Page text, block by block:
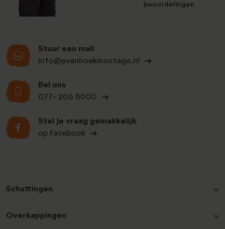
Stuur een mail
info@pvanhoekmontage.nl
Bel ons
077- 206 5000
Stel je vraag gemakkelijk
op Facebook
beoordelingen
Schuttingen
Hout-beton schutting Nobifix
Overkappingen